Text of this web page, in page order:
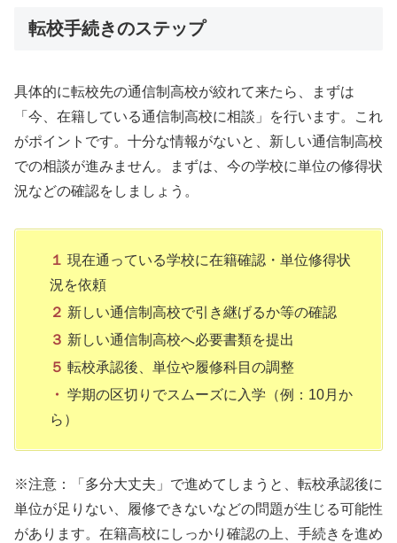
転校手続きのステップ
具体的に転校先の通信制高校が絞れて来たら、まずは
「今、在籍している通信制高校に相談」を行います。これ
がポイントです。十分な情報がないと、新しい通信制高校
での相談が進みません。まずは、今の学校に単位の修得状
況などの確認をしましょう。
１ 現在通っている学校に在籍確認・単位修得状
況を依頼
２ 新しい通信制高校で引き継げるか等の確認
３ 新しい通信制高校へ必要書類を提出
５ 転校承認後、単位や履修科目の調整
・ 学期の区切りでスムーズに入学（例：10月か
ら）
※注意：「多分大丈夫」で進めてしまうと、転校承認後に
単位が足りない、履修できないなどの問題が生じる可能性
があります。在籍高校にしっかり確認の上、手続きを進め